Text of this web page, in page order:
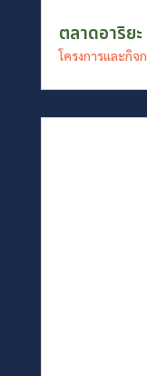
ตลาดอาริยะ
โครงการและกิจ